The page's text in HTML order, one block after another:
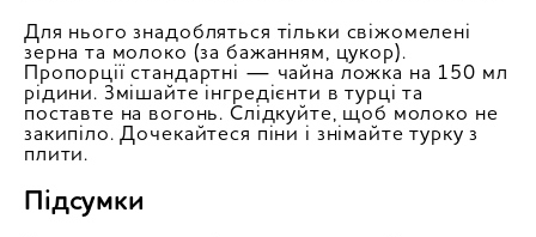
Для нього знадобляться тільки свіжомелені
зерна та молоко (за бажанням, цукор).
Пропорції стандартні — чайна ложка на 150 мл
рідини. Змішайте інгредієнти в турці та
поставте на вогонь. Слідкуйте, щоб молоко не
закипіло. Дочекайтеся піни і знімайте турку з
плити.
Підсумки